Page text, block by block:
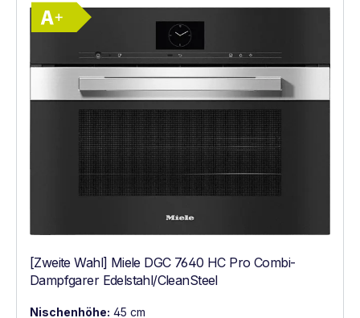
Energieklasse A+. Höchste bis niedrigste
[Zweite Wahl] Miele DGC 7640 HC Pro Combi-
Dampfgarer Edelstahl/CleanSteel
Nischenhöhe: 45 cm